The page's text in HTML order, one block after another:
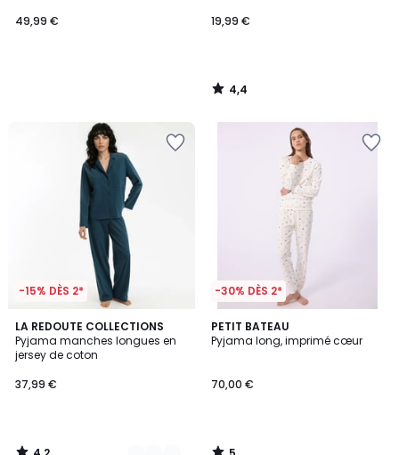
49,99 €
19,99 €
4,4
/
-15% DÈS 2*
LA REDOUTE COLLECTIONS
Pyjama manches longues en
jersey de coton
37,99 €
4,2
/ 5
2
Couleurs
-30% DÈS 2*
PETIT BATEAU
Pyjama long, imprimé cœur
70,00 €
5
/